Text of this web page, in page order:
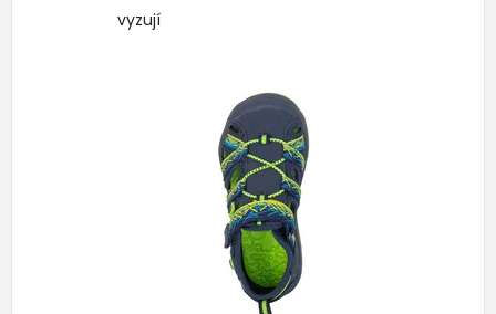
vyzují